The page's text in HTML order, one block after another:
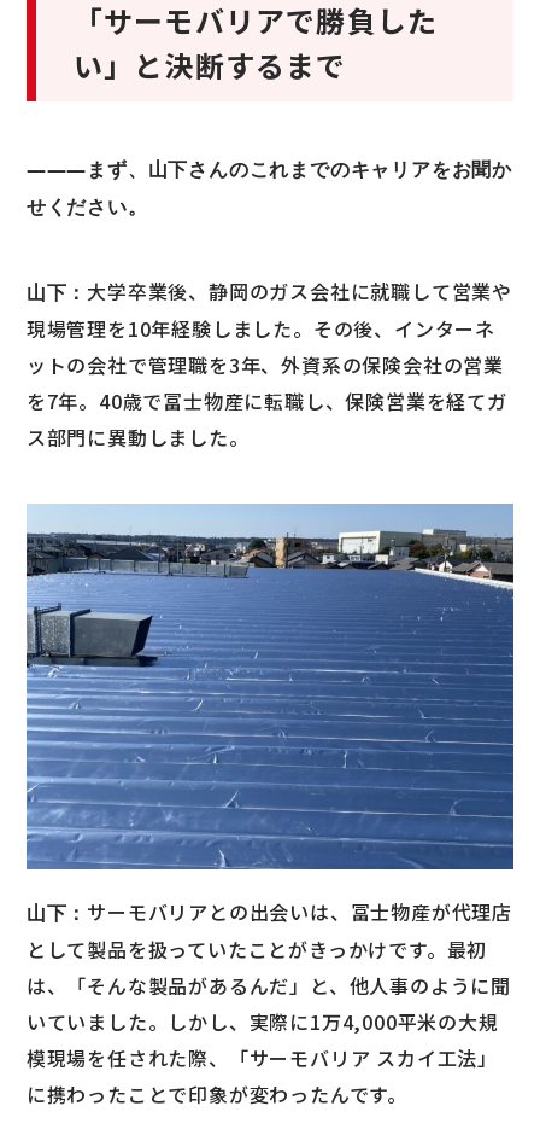
「サーモバリアで勝負した
い」と決断するまで
―――まず、山下さんのこれまでのキャリアをお聞か
せください。
山下： 大学卒業後、静岡のガス会社に就職して営業や
現場管理を10年経験しました。その後、インターネ
ットの会社で管理職を3年、外資系の保険会社の営業
を7年。40歳で冨士物産に転職し、保険営業を経てガ
ス部門に異動しました。
山下： サーモバリアとの出会いは、冨士物産が代理店
として製品を扱っていたことがきっかけです。最初
は、「そんな製品があるんだ」と、他人事のように聞
いていました。しかし、実際に1万4,000平米の大規
模現場を任された際、「サーモバリア スカイ工法」
に携わったことで印象が変わったんです。